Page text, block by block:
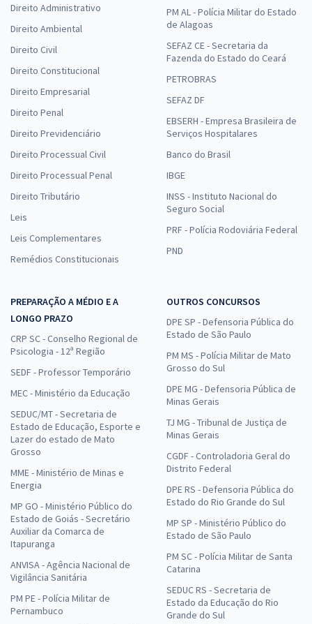
Direito Administrativo
Direito Ambiental
Direito Civil
Direito Constitucional
Direito Empresarial
Direito Penal
Direito Previdenciário
Direito Processual Civil
Direito Processual Penal
Direito Tributário
Leis
Leis Complementares
Remédios Constitucionais
PM AL - Polícia Militar do Estado
de Alagoas
SEFAZ CE - Secretaria da
Fazenda do Estado do Ceará
PETROBRAS
SEFAZ DF
EBSERH - Empresa Brasileira de
Serviços Hospitalares
Banco do Brasil
IBGE
INSS - Instituto Nacional do
Seguro Social
PRF - Polícia Rodoviária Federal
PND
PREPARAÇÃO A MÉDIO E A
LONGO PRAZO
CRP SC - Conselho Regional de
Psicologia - 12ª Região
SEDF - Professor Temporário
MEC - Ministério da Educação
SEDUC/MT - Secretaria de
Estado de Educação, Esporte e
Lazer do estado de Mato
Grosso
MME - Ministério de Minas e
Energia
MP GO - Ministério Público do
Estado de Goiás - Secretário
Auxiliar da Comarca de
Itapuranga
ANVISA - Agência Nacional de
Vigilância Sanitária
PM PE - Polícia Militar de
Pernambuco
OUTROS CONCURSOS
DPE SP - Defensoria Pública do
Estado de São Paulo
PM MS - Polícia Militar de Mato
Grosso do Sul
DPE MG - Defensoria Pública de
Minas Gerais
TJ MG - Tribunal de Justiça de
Minas Gerais
CGDF - Controladoria Geral do
Distrito Federal
DPE RS - Defensoria Pública do
Estado do Rio Grande do Sul
MP SP - Ministério Público do
Estado de São Paulo
PM SC - Polícia Militar de Santa
Catarina
SEDUC RS - Secretaria de
Estado da Educação do Rio
Grande do Sul